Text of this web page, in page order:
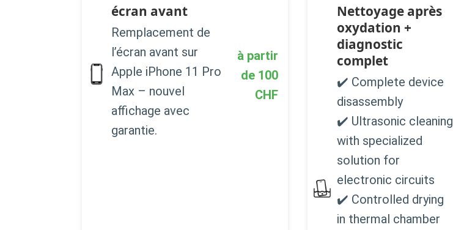
écran avant
Remplacement de
l’écran avant sur
Apple iPhone 11 Pro
Max – nouvel
affichage avec
garantie.
à partir
de 100
CHF
Nettoyage après
oxydation +
diagnostic
complet
✔️ Complete device
disassembly
✔️ Ultrasonic cleaning
with specialized
solution for
electronic circuits
✔️ Controlled drying
in thermal chamber